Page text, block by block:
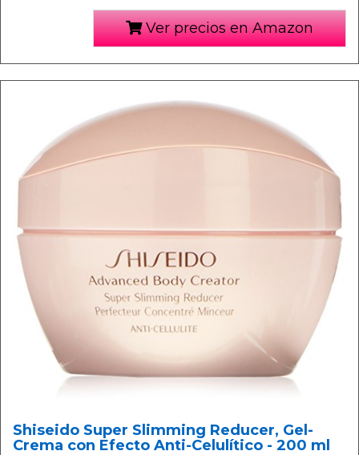
Ver precios en Amazon
Shiseido Super Slimming Reducer, Gel-
Crema con Efecto Anti-Celulítico - 200 ml